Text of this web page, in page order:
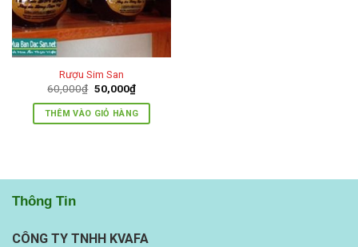
Rượu Sim San
60,000₫ Giá
gốc
là:
60,000₫.
50,000₫Giá
hiện
tại
là:
THÊM VÀO GIỎ HÀNG
Thông Tin
CÔNG TY TNHH KVAFA